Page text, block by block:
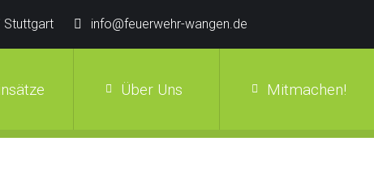
Stuttgart info@feuerwehr-wangen.de
Über Uns Mitmachen!